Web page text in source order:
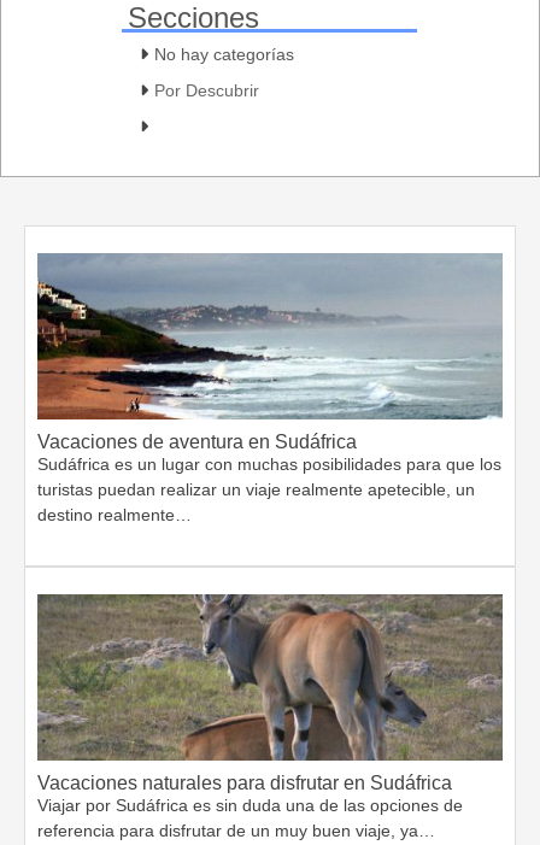
Secciones
No hay categorías
Por Descubrir
Vacaciones de aventura en Sudáfrica
Sudáfrica es un lugar con muchas posibilidades para que los
turistas puedan realizar un viaje realmente apetecible, un
destino realmente…
Vacaciones naturales para disfrutar en Sudáfrica
Viajar por Sudáfrica es sin duda una de las opciones de
referencia para disfrutar de un muy buen viaje, ya…